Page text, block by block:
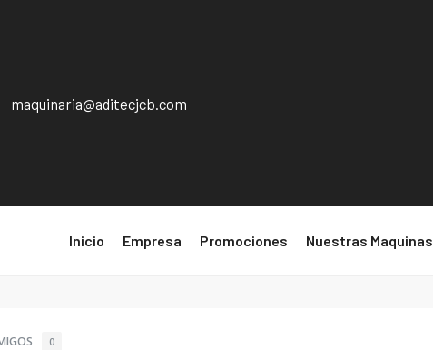
maquinaria@aditecjcb.com
Inicio Empresa Promociones Nuestras Maquinas
0